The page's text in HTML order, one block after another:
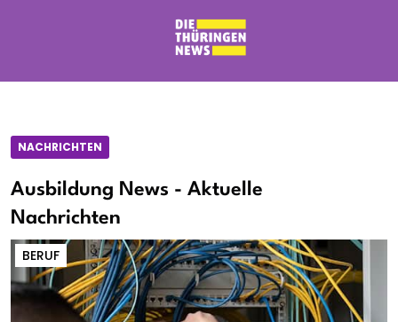
NACHRICHTEN
Ausbildung News - Aktuelle
Nachrichten
BERUF